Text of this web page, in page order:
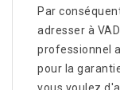
Par
adresser à
professionnel
pour la